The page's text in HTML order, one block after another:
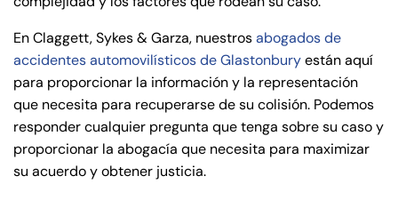
C
ne
cu
En Claggett, Sykes & Garza, nuestrosabogados de
accidentes automovilísticos de Glastonburyestán aquí
para proporcionar la información y la representación
que necesita para recuperarse de su colisión. Podemos
responder cualquier pregunta que tenga sobre su caso y
proporcionar la abogacía que necesita para maximizar
su acuerdo y obtener justicia.